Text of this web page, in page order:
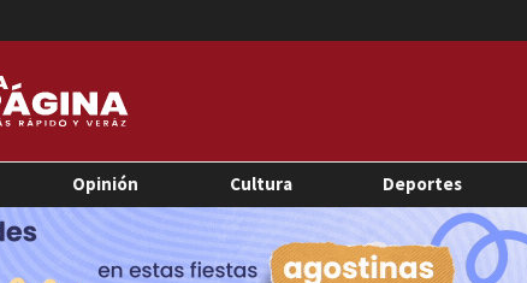
Opinión Cultura Deportes